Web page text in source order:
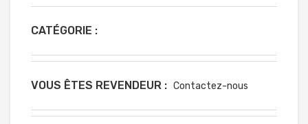
CATÉGORIE :
VOUS ÊTES REVENDEUR : Contactez-nous